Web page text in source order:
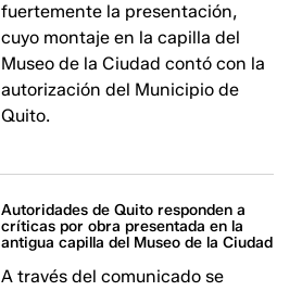
fuertemente la presentación,
cuyo montaje en la capilla del
Museo de la Ciudad contó con la
autorización del Municipio de
Quito.
Autoridades de Quito responden a
críticas por obra presentada en la
antigua capilla del Museo de la Ciudad
A través del comunicado se